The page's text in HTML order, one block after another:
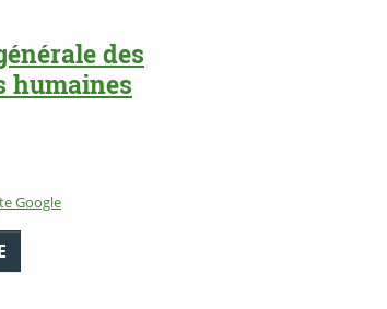
des
humaines
Google